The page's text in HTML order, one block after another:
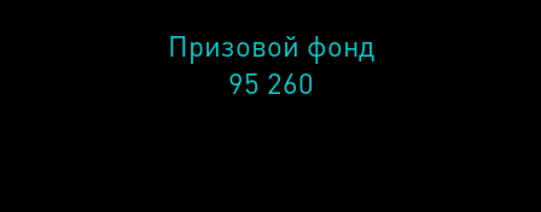
Призовой фонд
95 260